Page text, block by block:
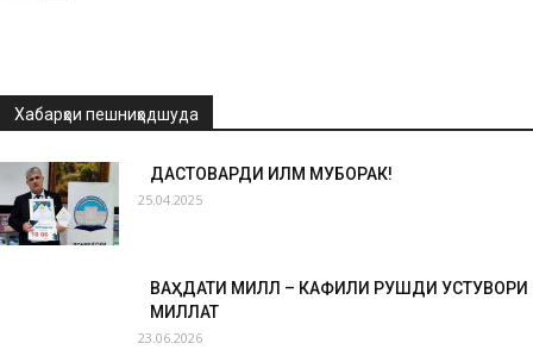
Хабарҳои пешниҳодшуда
ДАСТОВАРДИ ИЛМӢ МУБОРАК!
25.04.2025
ВАҲДАТИ МИЛЛӢ – КАФИЛИ РУШДИ УСТУВОРИ
МИЛЛАТ
23.06.2026